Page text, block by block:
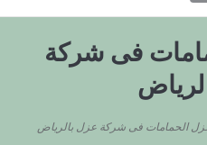
فى شركة
الحمامات فى شركة عزل بالرياض